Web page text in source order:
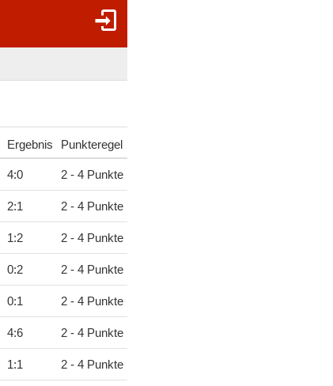
Ergebnis Punkteregel
4:0 2 - 4 Punkte
2:1 2 - 4 Punkte
1:2 2 - 4 Punkte
0:2 2 - 4 Punkte
0:1 2 - 4 Punkte
4:6 2 - 4 Punkte
1:1 2 - 4 Punkte